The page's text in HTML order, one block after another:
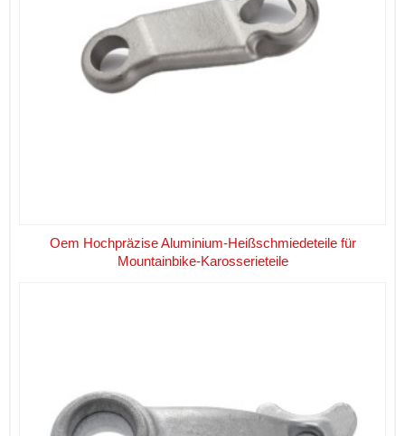
Oem Hochpräzise Aluminium-Heißschmiedeteile für
Mountainbike-Karosserieteile